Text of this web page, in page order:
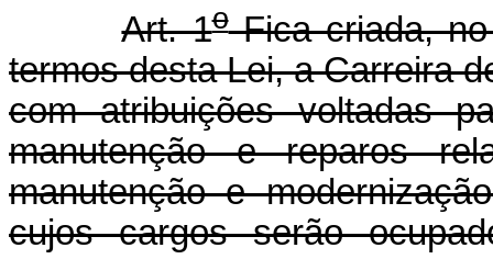
Art. 1oFica criada, no
termos desta Lei, a Carreira
com atribuições voltadas
manutenção e reparos
manutenção e
cujos cargos serão